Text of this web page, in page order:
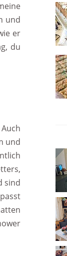
und
er
du
und
sind